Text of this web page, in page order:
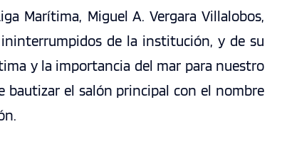
Marítima, Miguel A. Vergara Villalobos,
de la institución, y de su
y la importancia del mar para nuestro
bautizar el salón principal con el nombre